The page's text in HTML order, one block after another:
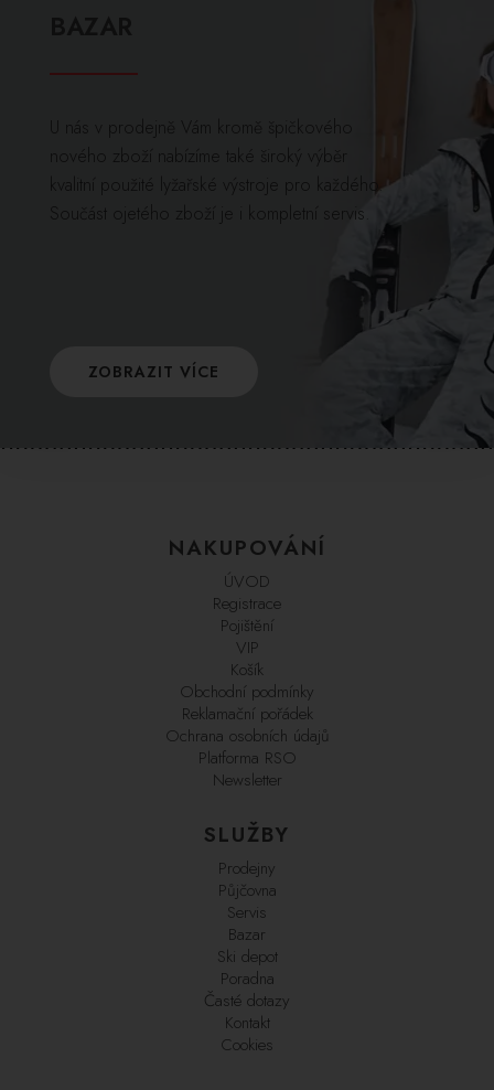
U nás v prodejně Vám kromě špičkového
nového zboží nabízíme také široký výběr
kvalitní použité lyžařské výstroje pro každého.
Součást ojetého zboží je i kompletní servis.
ZOBRAZIT VÍCE
NAKUPOVÁNÍ
ÚVOD
Registrace
Pojištění
VIP
Košík
Obchodní podmínky
Reklamační pořádek
Ochrana osobních údajů
Platforma RSO
Newsletter
SLUŽBY
Prodejny
Půjčovna
Servis
Bazar
Ski depot
Poradna
Časté dotazy
Kontakt
Cookies